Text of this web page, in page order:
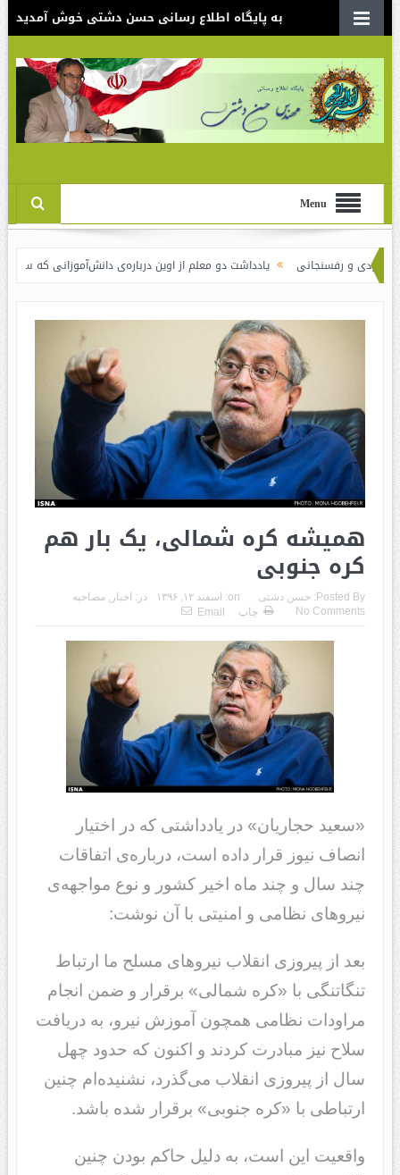
به پایگاه اطلاع رسانی حسن دشتی خوش آمدید
Menu
یادداشت دو معلم از اوین درباره‌ی دانش‌آموزانی که سوختند نقدی
همیشه کره شمالی، یک بار هم
کره جنوبی
Posted By: حسن دشتی on: اسفند ۱۲, ۱۳۹۶ در: اخبار , مصاحبه
No Comments
چاپ Email
«سعید حجاریان» در یادداشتی که در اختیار
انصاف نیوز قرار داده است، درباره‌ی اتفاقات
چند سال و چند ماه اخیر کشور و نوع مواجهه‌ی
نیروهای نظامی و امنیتی با آن نوشت:
بعد از پیروزی انقلاب نیروهای مسلح ما ارتباط
تنگاتنگی با «کره شمالی» برقرار و ضمن انجام
مراودات نظامی همچون آموزش نیرو، به دریافت
سلاح نیز مبادرت کردند و اکنون که حدود چهل
سال از پیروزی انقلاب می‌گذرد، نشنیده‌ام چنین
ارتباطی با «کره جنوبی» برقرار شده باشد.
واقعیت این است، به دلیل حاکم بودن چنین